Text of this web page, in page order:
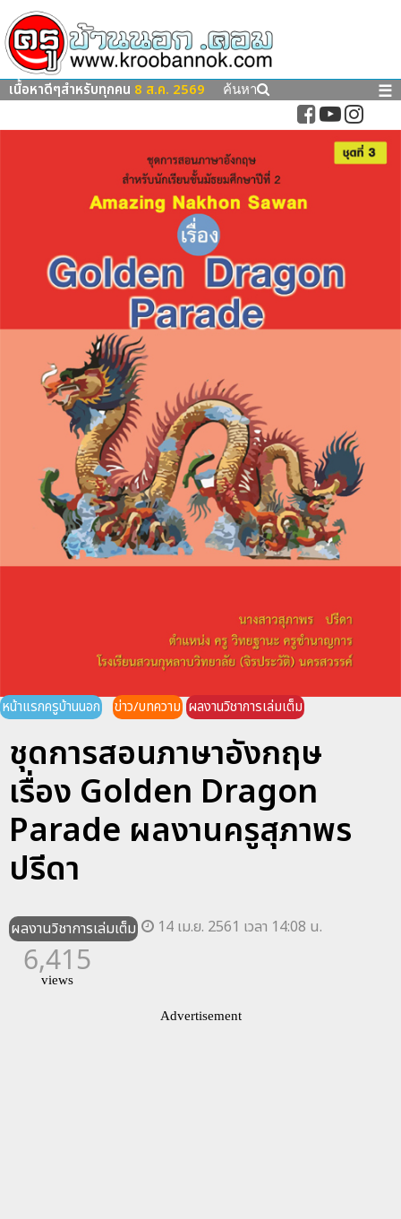
เนื้อหาดีๆสำหรับทุกคน 8 ส.ค. 2569 ค้นหา ☰
หน้าแรกครูบ้านนอก ข่าว/บทความ ผลงานวิชาการเล่มเต็ม
ชุดการสอนภาษาอังกฤษ
เรื่อง Golden Dragon
Parade ผลงานครูสุภาพร
ปรีดา
ผลงานวิชาการเล่มเต็ม 14 เม.ย. 2561 เวลา 14:08 น.
6,415
views
Advertisement